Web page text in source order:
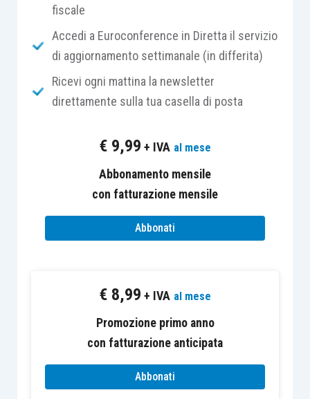
contribuente, ancorché quest’ultima avesse già
sottoscritto un accertamento con adesione non
procedendo tuttavia al pagamento degli importi
concordati.
corretta determinazione dell’imponibile
accertabile e dopo aver formalizzato tale accordo
con la sottoscrizione dell’adesione, cambia idea e
dovuto (entro 20 giorni dalla
fiscale
Accedi a Euroconference in Diretta il servizio
di aggiornamento settimanale (in differita)
Ricevi ogni mattina la newsletter
direttamente sulla tua casella di posta
€ 9,99 + IVA al mese
Abbonamento mensile
con fatturazione mensile
Abbonati
€ 8,99 + IVA al mese
Promozione primo anno
con fatturazione anticipata
Abbonati